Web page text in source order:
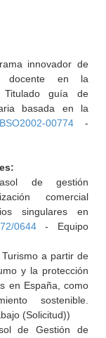
innovador de
docente en la
Titulado guía de
basada en la
00774-
de gestión
comercial
singulares en
0644- Equipo
a partir de
y la protección
en España, como
sostenible.
(Solicitud))
de Gestión de